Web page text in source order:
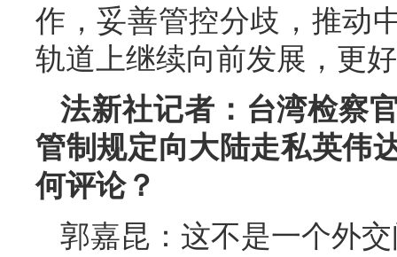
作，妥善管控分歧，推动
轨道上继续向前发展，更
法新社记者：台湾检察
管制规定向大陆走私英伟
何评论？
郭嘉昆：这不是一个外